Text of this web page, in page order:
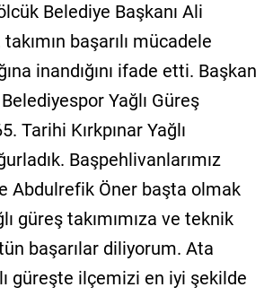
Belediye Başkanı Ali
takımın başarılı mücadele
inandığını ifade etti. Başkan
Yağlı Güreş
Tarihi Kırkpınar Yağlı
Başpehlivanlarımız
Abdulrefik Öner başta olmak
güreş takımımıza ve teknik
başarılar diliyorum. Ata
güreşte ilçemizi en iyi şekilde